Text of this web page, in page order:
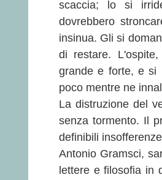
scaccia; lo si
dovrebbero
insinua. Gli si
di restare.
grande e forte, e si
poco mentre ne
La distruzione del
senza tormento. Il
definibili
Antonio Gramsci,
lettere e filosofia in